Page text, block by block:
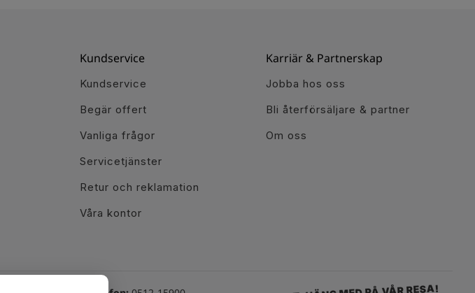
Kundservice
Kundservice
Begär offert
Vanliga frågor
Servicetjänster
Retur och reklamation
Våra kontor
Karriär & Partnerskap
Jobba hos oss
Bli återförsäljare & partner
Om oss